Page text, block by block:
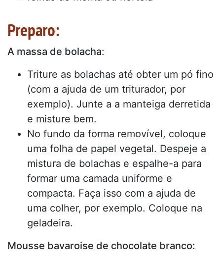
Preparo:
A massa de bolacha:
Triture as bolachas até obter um pó fino
(com a ajuda de um triturador, por
exemplo). Junte a a manteiga derretida
e misture bem.
No fundo da forma removível, coloque
uma folha de papel vegetal. Despeje a
mistura de bolachas e espalhe-a para
formar uma camada uniforme e
compacta. Faça isso com a ajuda de
uma colher, por exemplo. Coloque na
geladeira.
Mousse bavaroise de chocolate branco: